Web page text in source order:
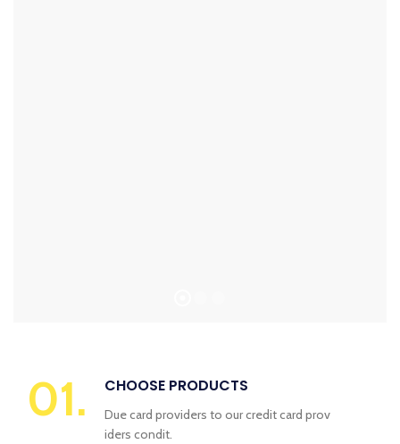
01. CHOOSE PRODUCTS
Due card providers to our credit card prov
iders condit.